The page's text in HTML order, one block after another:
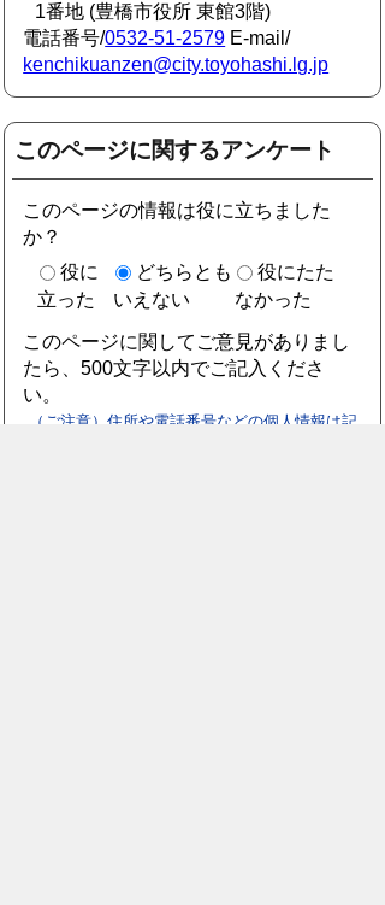
1番地 (豊橋市役所 東館3階)
電話番号/0532-51-2579 E-mail/
kenchikuanzen@city.toyohashi.lg.jp
このページに関するアンケート
このページの情報は役に立ちました
か？
役に
立った
どちらとも
いえない
役にたた
なかった
このページに関してご意見がありまし
たら、500文字以内でご記入くださ
い。
（ご注意）住所や電話番号などの個人情報は記